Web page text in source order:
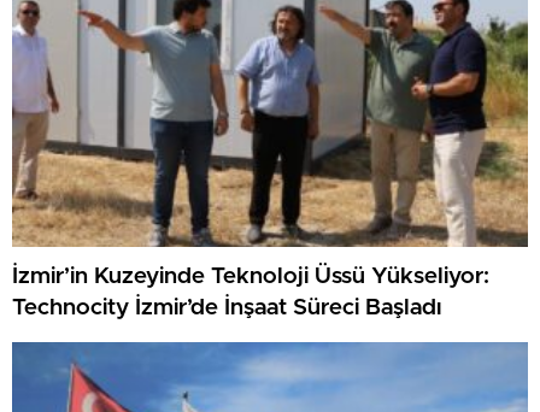
İzmir’in Kuzeyinde Teknoloji Üssü Yükseliyor:
Technocity İzmir’de İnşaat Süreci Başladı